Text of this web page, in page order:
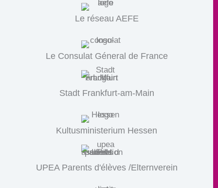
Le réseau AEFE
Le Consulat Géneral de France
Stadt Frankfurt-am-Main
Kultusministerium Hessen
UPEA Parents d'élèves /Elternverein